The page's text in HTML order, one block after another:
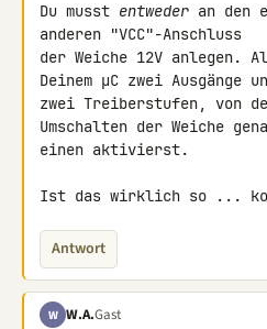
Du musst entweder an den
anderen "VCC"-Anschluss
der Weiche 12V anlegen.
Deinem µC zwei Ausgänge
zwei Treiberstufen, von
Umschalten der Weiche
einen aktivierst.
Ist das wirklich so ...
Antwort
W W.A.Gast